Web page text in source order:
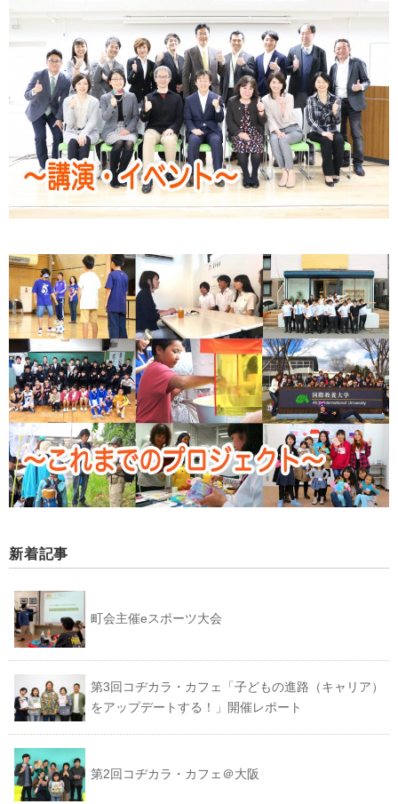
新着記事
町会主催eスポーツ大会
第3回コヂカラ・カフェ「子どもの進路（キャリア）
をアップデートする！」開催レポート
第2回コヂカラ・カフェ＠大阪